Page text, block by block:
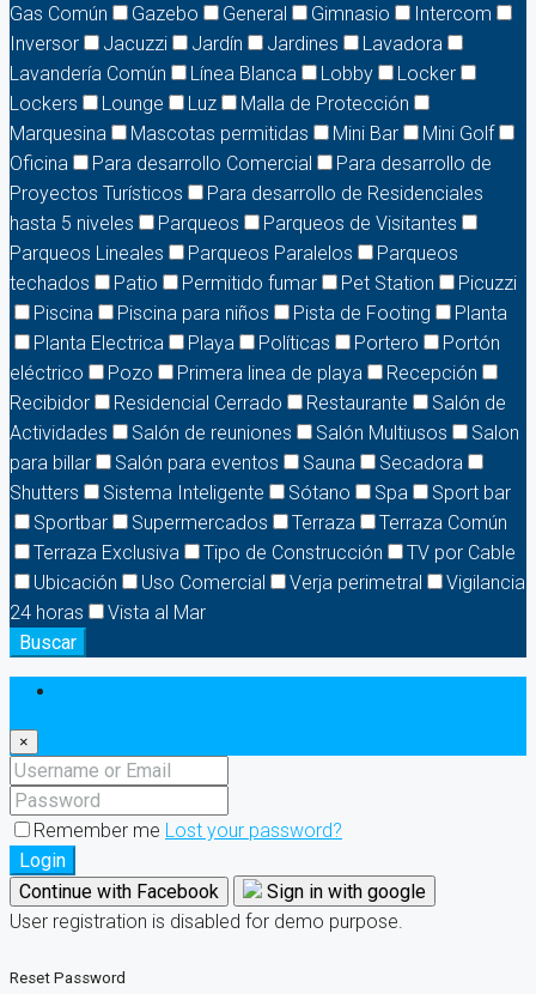
Gas Común
Gazebo General Gimnasio
Intercom
Inversor
Jacuzzi Jardín Jardines
Lavadora
Lavandería Común
Línea Blanca Lobby
Locker
Lockers
Lounge Luz
Malla de Protección
Marquesina
Mascotas permitidas Mini Bar
Mini Golf
Oficina
Para desarrollo Comercial
Para desarrollo de
Proyectos Turísticos
Para desarrollo de Residenciales
hasta 5 niveles
Parqueos
Parqueos de Visitantes
Parqueos Lineales
Parqueos Paralelos
Parqueos
techados
Patio Permitido fumar Pet Station
Picuzzi
Piscina
Piscina para niños Pista de Footing
Planta
Planta Electrica
Playa Políticas Portero
Portón
eléctrico
Pozo Primera linea de playa
Recepción
Recibidor
Residencial Cerrado Restaurante
Salón de
Actividades
Salón de reuniones Salón Multiusos
Salon
para billar
Salón para eventos Sauna
Secadora
Shutters
Sistema Inteligente Sótano Spa
Sport bar
Sportbar
Supermercados Terraza
Terraza Común
Terraza Exclusiva
Tipo de Construcción
TV por Cable
Ubicación
Uso Comercial Verja perimetral
Vigilancia
24 horas
Vista al Mar
Buscar
×
Remember me Lost your password?
Login
Continue with Facebook
Sign in with google
User registration is disabled for demo purpose.
Reset Password